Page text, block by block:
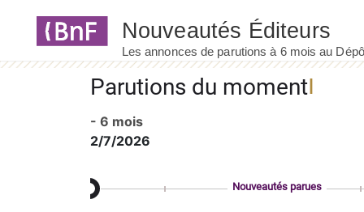
Parutions du moment
- 6 mois
2/7/2026
Nouveautés parues